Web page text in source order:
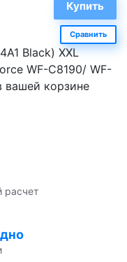
Сравнить
Black) XXL
WF-C8190/ WF-
вашей корзине
расчет